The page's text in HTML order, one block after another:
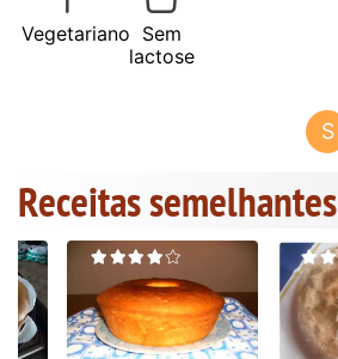
Vegetariano Sem
lactose
S
Receitas semelhantes